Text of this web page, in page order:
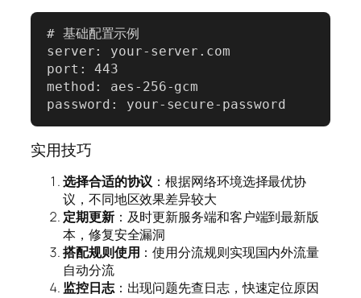
# 基础配置示例
server: your-server.com
port: 443
method: aes-256-gcm
password: your-secure-password
实用技巧
选择合适的协议 ：根据网络环境选择最优协
议，不同地区效果差异较大
定期更新：及时更新服务端和客户端到最新版
本，修复安全漏洞
搭配规则使用 ：使用分流规则实现国内外流量
自动分流
监控日志：出现问题先查日志，快速定位原因